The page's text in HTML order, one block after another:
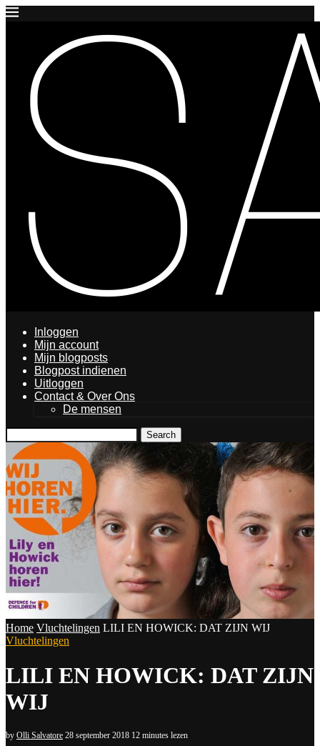
Inloggen
Mijn account
Mijn blogposts
Blogpost indienen
Uitloggen
Contact & Over Ons
De mensen
Search
Home Vluchtelingen LILI EN HOWICK: DAT ZIJN WIJ
Vluchtelingen
LILI EN HOWICK: DAT ZIJN
WIJ
by Olli Salvatore 28 september 2018 12 minutes lezen